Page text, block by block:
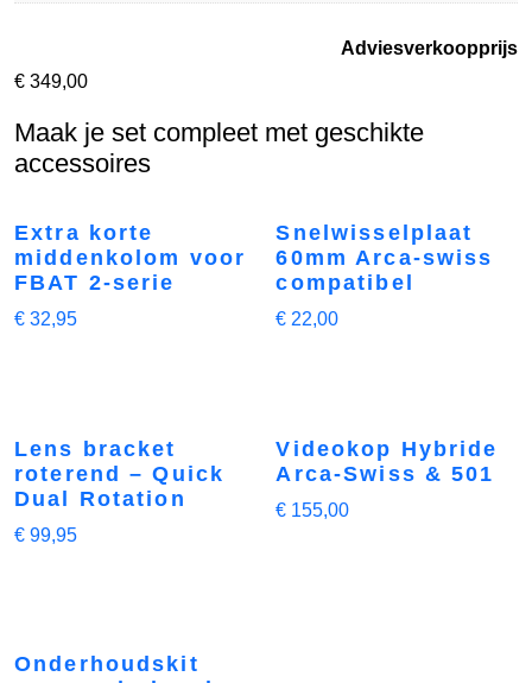
Adviesverkoopprijs
€ 349,00
Maak je set compleet met geschikte
accessoires
Extra korte
middenkolom voor
FBAT 2-serie
€ 32,95
Snelwisselplaat
60mm Arca-swiss
compatibel
€ 22,00
Lens bracket
roterend – Quick
Dual Rotation
€ 99,95
Videokop Hybride
Arca-Swiss & 501
€ 155,00
Onderhoudskit